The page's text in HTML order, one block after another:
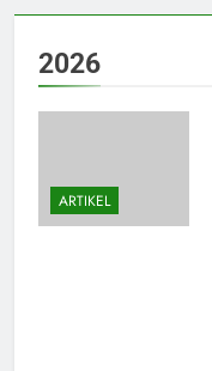
2026
ARTIKEL